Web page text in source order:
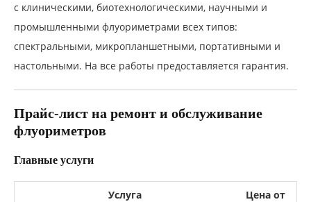
с клиническими, биотехнологическими, научными и
промышленными флуориметрами всех типов:
спектральными, микропланшетными, портативными и
настольными. На все работы предоставляется гарантия.
Прайс-лист на ремонт и обслуживание
флуориметров
Главные услуги
Услуга Цена от